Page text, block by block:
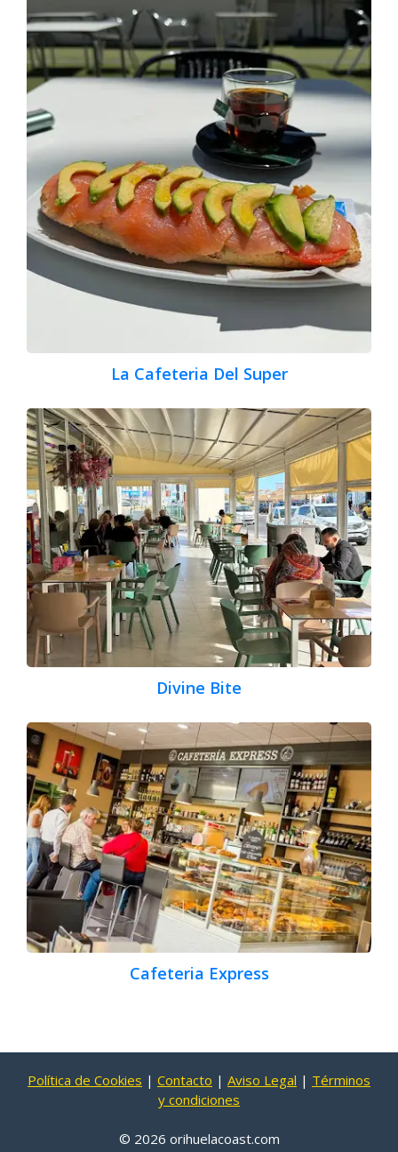
La Cafeteria Del Super
Divine Bite
Cafeteria Express
Política de Cookies | Contacto | Aviso Legal | Términos
y condiciones
© 2026 orihuelacoast.com